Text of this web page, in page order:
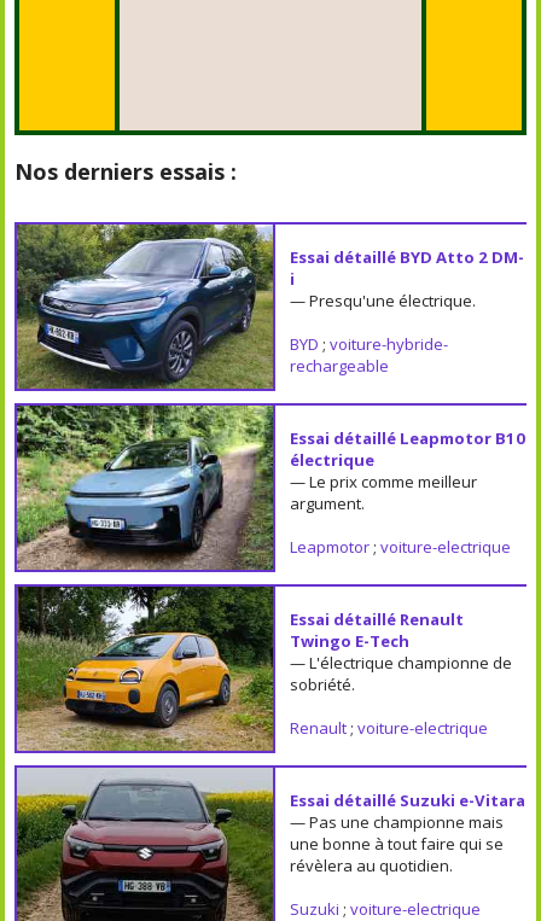
Nos derniers essais :
Essai détaillé BYD Atto 2 DM-
i
— Presqu'une électrique.
BYD ; voiture-hybride-
rechargeable
Essai détaillé Leapmotor B10
électrique
— Le prix comme meilleur
argument.
Leapmotor; voiture-electrique
Essai détaillé Renault
Twingo E-Tech
— L'électrique championne de
sobriété.
Renault; voiture-electrique
Essai détaillé Suzuki e-Vitara
— Pas une championne mais
une bonne à tout faire qui se
révèlera au quotidien.
Suzuki ; voiture-electrique